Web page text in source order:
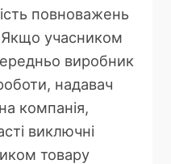
повноважень
Якщо учасником
виробник
надавач
компанія,
виключні
товару